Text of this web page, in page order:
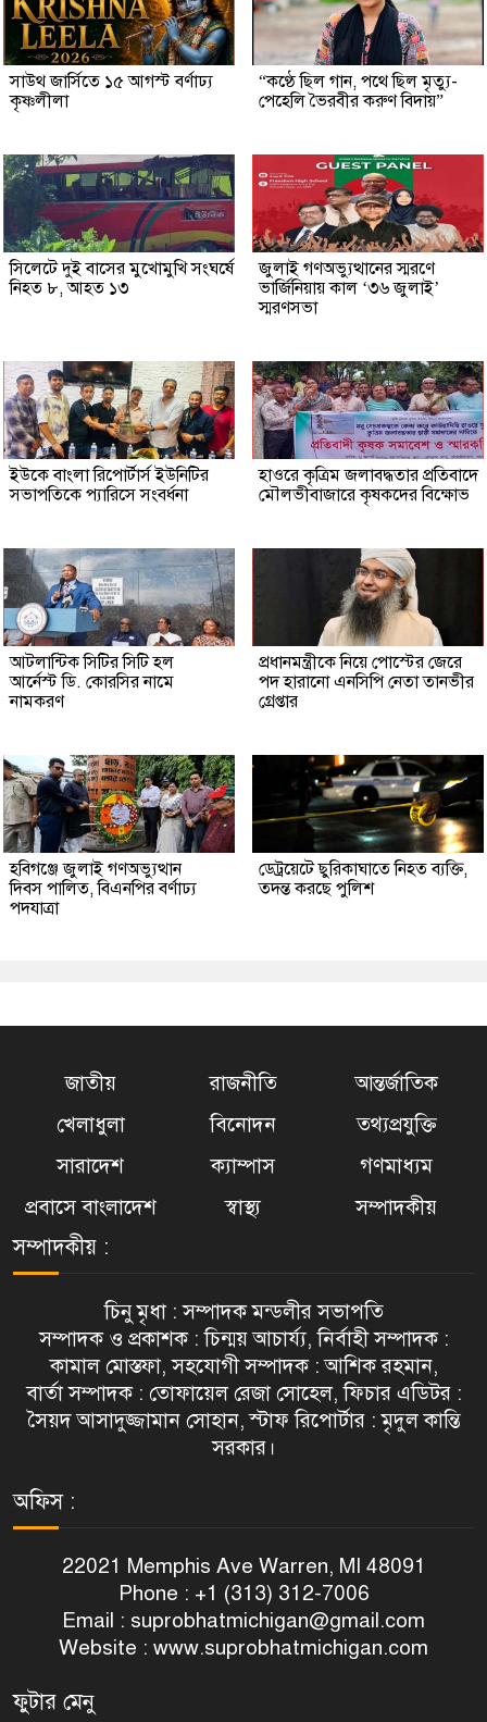
সাউথ জার্সিতে ১৫ আগস্ট বর্ণাঢ্য
কৃষ্ণলীলা
“কণ্ঠে ছিল গান, পথে ছিল মৃত্যু-
পেহেলি ভৈরবীর করুণ বিদায়”
সিলেটে দুই বাসের মুখোমুখি সংঘর্ষে
নিহত ৮, আহত ১৩
জুলাই গণঅভ্যুত্থানের স্মরণে
ভার্জিনিয়ায় কাল ‘৩৬ জুলাই’
স্মরণসভা
ইউকে বাংলা রিপোর্টার্স ইউনিটির
সভাপতিকে প্যারিসে সংবর্ধনা
হাওরে কৃত্রিম জলাবদ্ধতার প্রতিবাদে
মৌলভীবাজারে কৃষকদের বিক্ষোভ
আটলান্টিক সিটির সিটি হল
আর্নেস্ট ডি. কোরসির নামে
নামকরণ
প্রধানমন্ত্রীকে নিয়ে পোস্টের জেরে
পদ হারানো এনসিপি নেতা তানভীর
গ্রেপ্তার
হবিগঞ্জে জুলাই গণঅভ্যুত্থান
দিবস পালিত, বিএনপির বর্ণাঢ্য
পদযাত্রা
ডেট্রয়েটে ছুরিকাঘাতে নিহত ব্যক্তি,
তদন্ত করছে পুলিশ
জাতীয় রাজনীতি
আন্তর্জাতিক
খেলাধুলা
বিনোদন
তথ্যপ্রযুক্তি
সারাদেশ
ক্যাম্পাস
গণমাধ্যম
প্রবাসে বাংলাদেশ
স্বাস্থ্য সম্পাদকীয়
সম্পাদকীয় :
চিনু মৃধা : সম্পাদক মন্ডলীর সভাপতি
সম্পাদক ও প্রকাশক : চিন্ময় আচার্য্য, নির্বাহী সম্পাদক :
কামাল মোস্তফা, সহযোগী সম্পাদক : আশিক রহমান,
বার্তা সম্পাদক : তোফায়েল রেজা সোহেল, ফিচার এডিটর :
সৈয়দ আসাদুজ্জামান সোহান, স্টাফ রিপোর্টার : মৃদুল কান্তি
সরকার।
অফিস :
22021 Memphis Ave Warren, MI 48091
Phone : +1 (313) 312-7006
Email : suprobhatmichigan@gmail.com
Website : www.suprobhatmichigan.com
ফুটার মেনু